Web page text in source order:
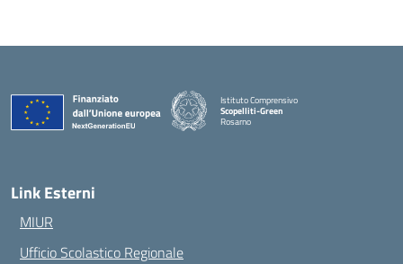
Istituto Comprensivo
Scopelliti-Green
Rosarno
Link Esterni
MIUR
Ufficio Scolastico Regionale